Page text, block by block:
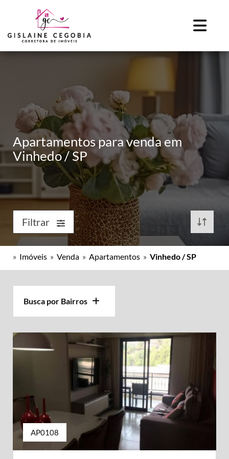
Apartamentos para venda em
Vinhedo / SP
Filtrar
» Imóveis » Venda » Apartamentos » Vinhedo / SP
Busca por Bairros
AP0108